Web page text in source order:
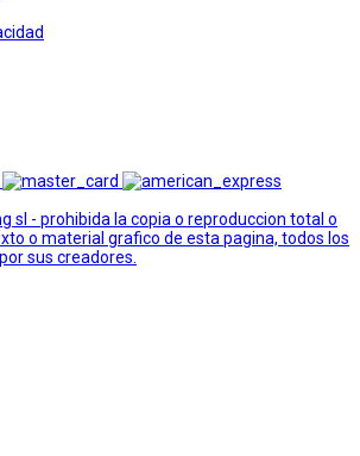
sl - prohibida la copia o reproduccion total o
o material grafico de esta pagina, todos los
sus creadores.